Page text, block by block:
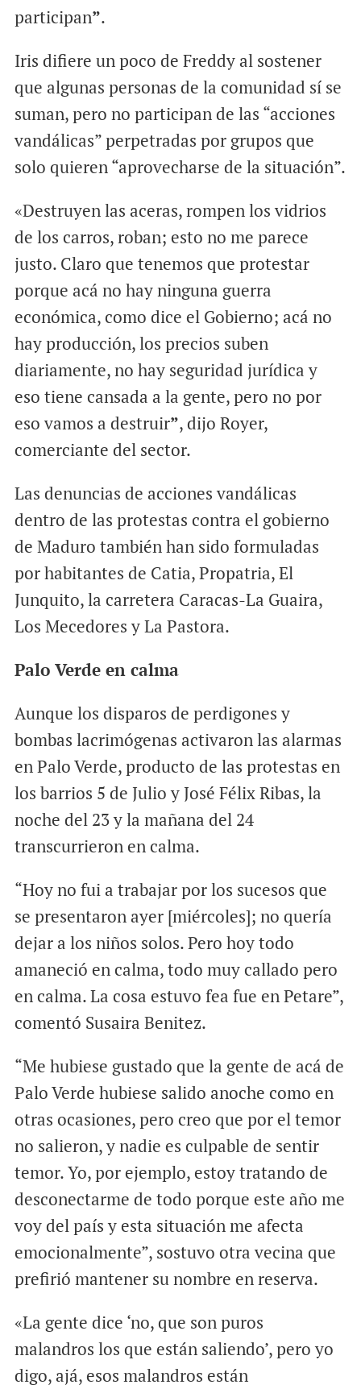
participan”.
Iris difiere un poco de Freddy al sostener
que algunas personas de la comunidad sí se
suman, pero no participan de las “acciones
vandálicas” perpetradas por grupos que
solo quieren “aprovecharse de la situación”.
«Destruyen las aceras, rompen los vidrios
de los carros, roban; esto no me parece
justo. Claro que tenemos que protestar
porque acá no hay ninguna guerra
económica, como dice el Gobierno; acá no
hay producción, los precios suben
diariamente, no hay seguridad jurídica y
eso tiene cansada a la gente, pero no por
eso vamos a destruir”, dijo Royer,
comerciante del sector.
Las denuncias de acciones vandálicas
dentro de las protestas contra el gobierno
de Maduro también han sido formuladas
por habitantes de Catia, Propatria, El
Junquito, la carretera Caracas-La Guaira,
Los Mecedores y La Pastora.
Palo Verde en calma
Aunque los disparos de perdigones y
bombas lacrimógenas activaron las alarmas
en Palo Verde, producto de las protestas en
los barrios 5 de Julio y José Félix Ribas, la
noche del 23 y la mañana del 24
transcurrieron en calma.
“Hoy no fui a trabajar por los sucesos que
se presentaron ayer [miércoles]; no quería
dejar a los niños solos. Pero hoy todo
amaneció en calma, todo muy callado pero
en calma. La cosa estuvo fea fue en Petare”,
comentó Susaira Benitez.
“Me hubiese gustado que la gente de acá de
Palo Verde hubiese salido anoche como en
otras ocasiones, pero creo que por el temor
no salieron, y nadie es culpable de sentir
temor. Yo, por ejemplo, estoy tratando de
desconectarme de todo porque este año me
voy del país y esta situación me afecta
emocionalmente”, sostuvo otra vecina que
prefirió mantener su nombre en reserva.
«La gente dice ‘no, que son puros
malandros los que están saliendo’, pero yo
digo, ajá, esos malandros están